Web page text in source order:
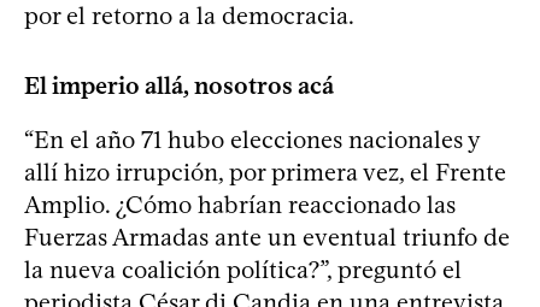
por el retorno a la democracia.
El imperio allá, nosotros acá
“En el año 71 hubo elecciones nacionales y
allí hizo irrupción, por primera vez, el Frente
Amplio. ¿Cómo habrían reaccionado las
Fuerzas Armadas ante un eventual triunfo de
la nueva coalición política?”, preguntó el